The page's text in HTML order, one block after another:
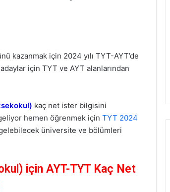
kazanmak için 2024 yılı TYT-AYT’de
için TYT ve AYT alanlarından
kaç net ister bilgisini
hemen öğrenmek için TYT 2024
üniversite ve bölümleri
için AYT-TYT Kaç Net